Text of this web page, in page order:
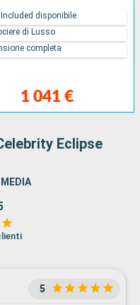
1 041 €
disponibile
di Lusso
completa
Eclipse
5